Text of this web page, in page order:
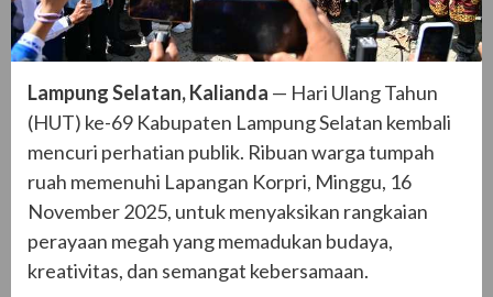
Lampung Selatan, Kalianda — Hari Ulang Tahun
(HUT) ke-69 Kabupaten Lampung Selatan kembali
mencuri perhatian publik. Ribuan warga tumpah
ruah memenuhi Lapangan Korpri, Minggu, 16
November 2025, untuk menyaksikan rangkaian
perayaan megah yang memadukan budaya,
kreativitas, dan semangat kebersamaan.